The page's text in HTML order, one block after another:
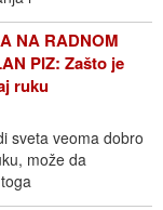
NA RADNOM
PIZ: Zašto je
ruku
sveta veoma dobro
može da